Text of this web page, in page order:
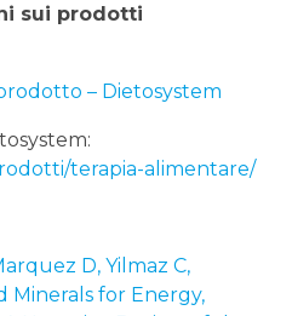
sui prodotti
– Dietosystem
terapia-alimentare/
D, Yilmaz C,
Minerals for Energy,